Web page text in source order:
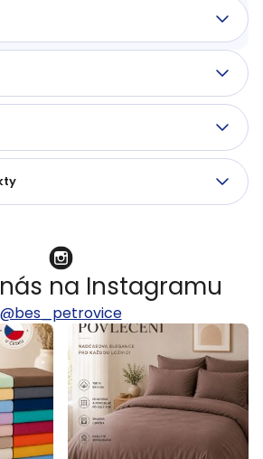
na Instagramu
@bes_petrovice